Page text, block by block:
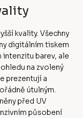
kvality. Všechny
digitálním tiskem
intenzitu barev, ale
na zvolený
prezentují a
útulným.
před UV
působení